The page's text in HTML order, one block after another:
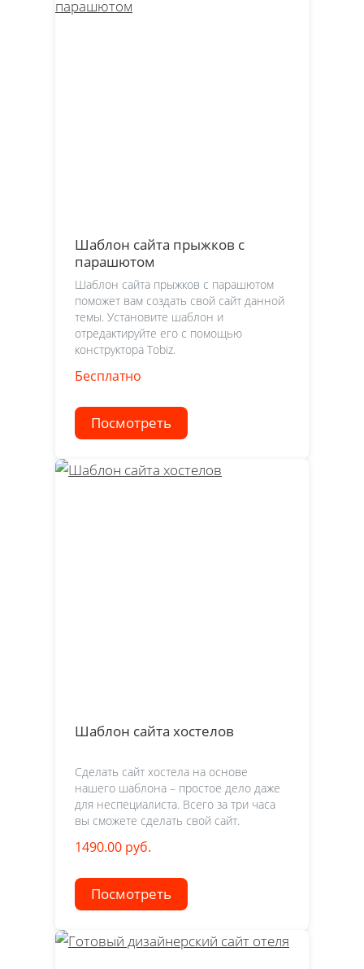
Шаблон сайта прыжков с
парашютом
Шаблон сайта прыжков с парашютом
поможет вам создать свой сайт данной
темы. Установите шаблон и
отредактируйте его с помощью
конструктора Tobiz.
Бесплатно
Посмотреть
Шаблон сайта хостелов
Сделать сайт хостела на основе
нашего шаблона – простое дело даже
для неспециалиста. Всего за три часа
вы сможете сделать свой сайт.
1490.00 руб.
Посмотреть